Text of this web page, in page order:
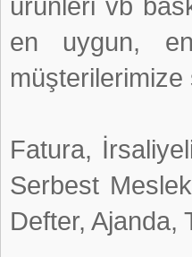
en uygun,
Fatura,
Serbest
Defter, Ajanda,